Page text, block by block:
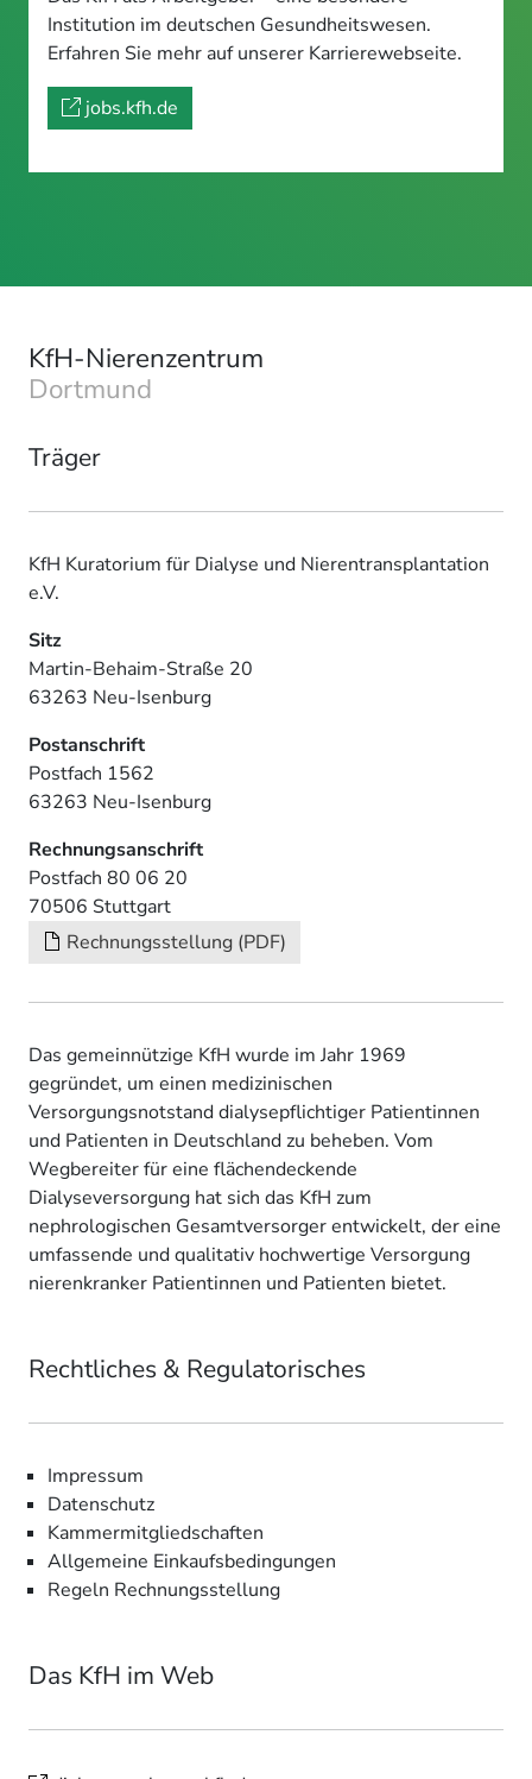
Institution im deutschen Gesundheitswesen.
Erfahren Sie mehr auf unserer Karrierewebseite.
jobs.kfh.de
KfH-Nierenzentrum
Dortmund
Träger
KfH Kuratorium für Dialyse und Nierentransplantation
e.V.
Sitz
Martin-Behaim-Straße 20
63263 Neu-Isenburg
Postanschrift
Postfach 1562
63263 Neu-Isenburg
Rechnungsanschrift
Postfach 80 06 20
70506 Stuttgart
Rechnungsstellung (PDF)
Das gemeinnützige KfH wurde im Jahr 1969
gegründet, um einen medizinischen
Versorgungsnotstand dialysepflichtiger Patientinnen
und Patienten in Deutschland zu beheben. Vom
Wegbereiter für eine flächendeckende
Dialyseversorgung hat sich das KfH zum
nephrologischen Gesamtversorger entwickelt, der eine
umfassende und qualitativ hochwertige Versorgung
nierenkranker Patientinnen und Patienten bietet.
Rechtliches & Regulatorisches
Impressum
Datenschutz
Kammermitgliedschaften
Allgemeine Einkaufsbedingungen
Regeln Rechnungsstellung
Das KfH im Web